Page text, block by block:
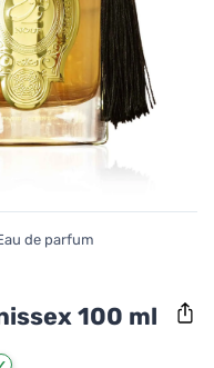
de parfum
100 ml